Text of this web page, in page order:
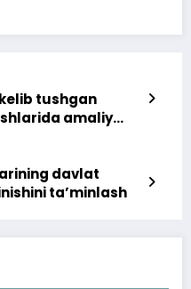
tushgan
amaliy
davlat
ta’minlash